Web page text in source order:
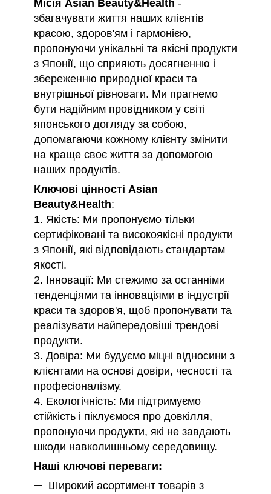
Місія Asian Beauty&Health -
збагачувати життя наших клієнтів
красою, здоров'ям і гармонією,
пропонуючи унікальні та якісні продукти
з Японії, що сприяють досягненню і
збереженню природної краси та
внутрішньої рівноваги. Ми прагнемо
бути надійним провідником у світі
японського догляду за собою,
допомагаючи кожному клієнту змінити
на краще своє життя за допомогою
наших продуктів.
Ключові цінності Asian
Beauty&Health:
1. Якість: Ми пропонуємо тільки
сертифіковані та високоякісні продукти
з Японії, які відповідають стандартам
якості.
2. Інновації: Ми стежимо за останніми
тенденціями та інноваціями в індустрії
краси та здоров'я, щоб пропонувати та
реалізувати найпередовіші трендові
продукти.
3. Довіра: Ми будуємо міцні відносини з
клієнтами на основі довіри, чесності та
професіоналізму.
4. Екологічність: Ми підтримуємо
стійкість і піклуємося про довкілля,
пропонуючи продукти, які не завдають
шкоди навколишньому середовищу.
Наші ключові переваги:
Широкий асортимент товарів з